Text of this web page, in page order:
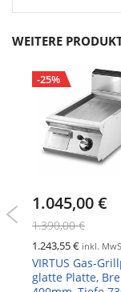
WEITERE
-25%
1.045,00 €
1.390,00 €
1.243,55 € inkl.
VIRTUS Gas-
glatte Platte,